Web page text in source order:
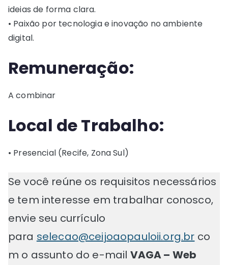
ideias de forma clara.
• Paixão por tecnologia e inovação no ambiente
digital.
Remuneração:
A combinar
Local de Trabalho:
• Presencial (Recife, Zona Sul)
Se você reúne os requisitos necessários
e tem interesse em trabalhar conosco,
envie seu currículo
para selecao@ceijoaopauloii.org.br co
m o assunto do e-mail VAGA – Web